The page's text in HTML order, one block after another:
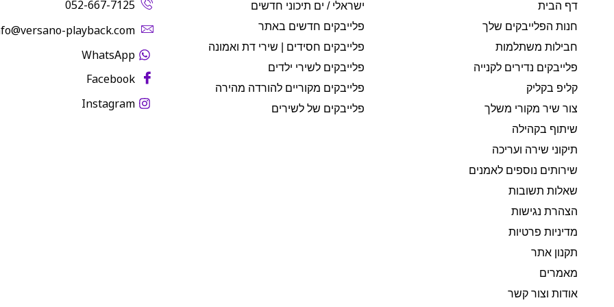
דף הבית
חנות הפלייבקים שלך
חבילות משתלמות
פלייבקים נדירים לקנייה
קליפ בקליק
צור שיר מקורי משלך
שיתוף בקהילה
תיקוני שירה ועריכה
שירותים נוספים לאמנים
שאלות תשובות
הצהרת נגישות
מדיניות פרטיות
תקנון אתר
מאמרים
אודות וצור קשר
ישראלי / ים תיכוני חדשים
פלייבקים חדשים באתר
פלייבקים חסידים | שירי דת ואמונה
פלייבקים לשירי ילדים
פלייבקים מקוריים להורדה מהירה
פלייבקים של לשירים
052-667-7125
playback.com‬
WhatsApp
Facebook
Instagram